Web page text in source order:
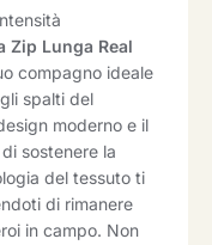
Zip Lunga Real
compagno ideale
spalti del
moderno e il
sostenere la
del tessuto ti
di rimanere
in campo. Non